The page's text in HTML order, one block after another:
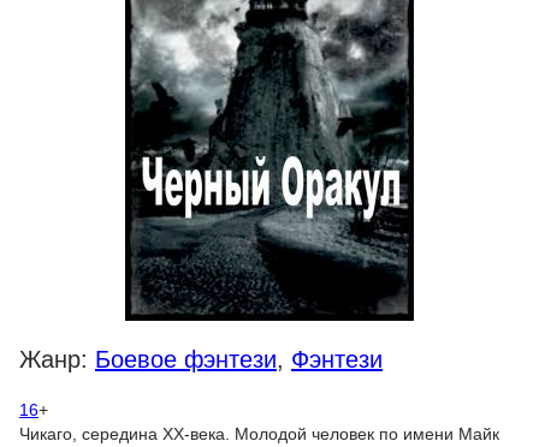
Жанр: Боевое фэнтези, Фэнтези
16+
Чикаго, середина ХХ-века. Молодой человек по имени Майк